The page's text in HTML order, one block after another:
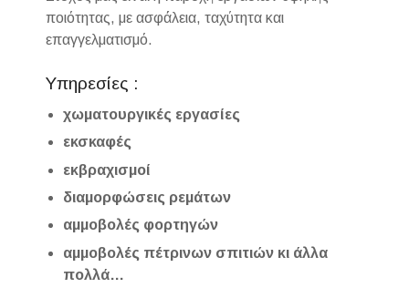
ποιότητας, με ασφάλεια, ταχύτητα και
επαγγελματισμό.
Υπηρεσίες :
χωματουργικές εργασίες
εκσκαφές
εκβραχισμοί
διαμορφώσεις ρεμάτων
αμμοβολές φορτηγών
αμμοβολές πέτρινων σπιτιών κι άλλα
πολλά…